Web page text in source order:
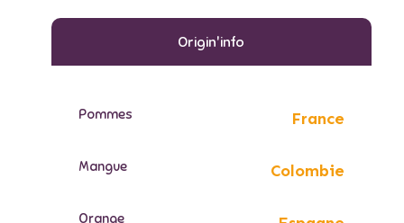
Origin'info
Pommes France
Mangue Colombie
Orange